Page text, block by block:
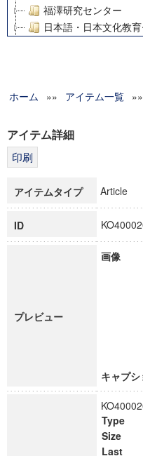
福澤研究センター
日本語・日本文化教
グローバルリサーチ
科学研究費補助金研究
博士課程教育リーデ
ホーム »» アイテム一覧
アイテム詳細
アイテムタイプ Article
ID
プレビュー
画像
キャプ
Type
Size
Last